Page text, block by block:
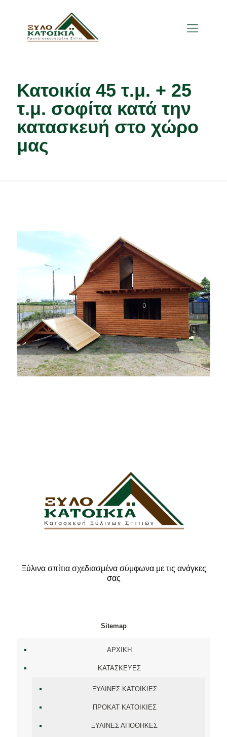
Κατοικία 45 τ.μ. + 25
τ.μ. σοφίτα κατά την
κατασκευή στο χώρο
μας
Ξύλινα σπίτια σχεδιασμένα σύμφωνα με τις ανάγκες
σας
Sitemap
ΑΡΧΙΚΗ
ΚΑΤΑΣΚΕΥΕΣ
ΞΥΛΙΝΕΣ ΚΑΤΟΙΚΙΕΣ
ΠΡΟΚΑΤ ΚΑΤΟΙΚΙΕΣ
ΞΥΛΙΝΕΣ ΑΠΟΘΗΚΕΣ